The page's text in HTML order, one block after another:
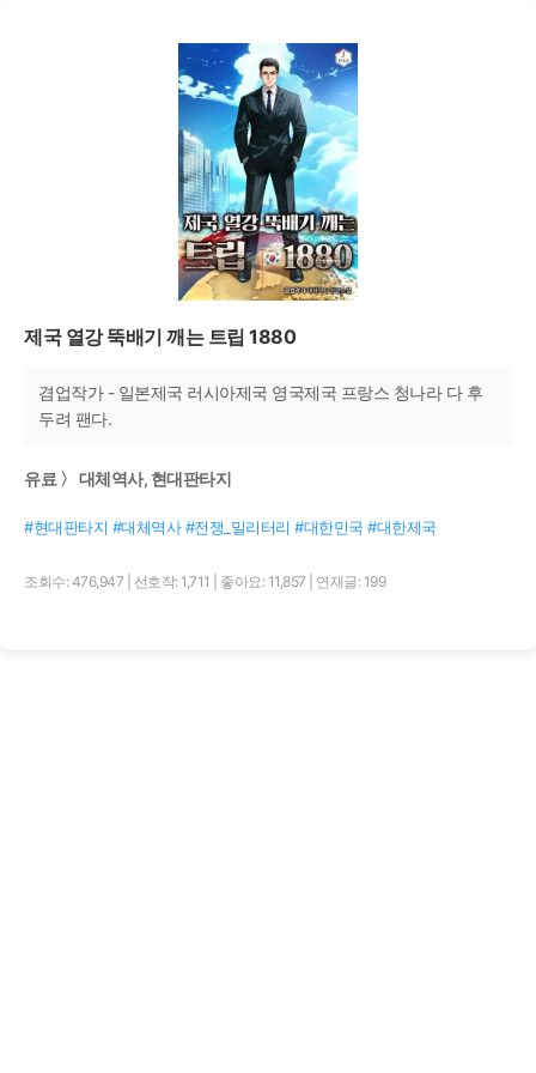
제국 열강 뚝배기 깨는 트립 1880
겸업작가 - 일본제국 러시아제국 영국제국 프랑스 청나라 다 후
두려 팬다.
유료 〉 대체역사, 현대판타지
#현대판타지 #대체역사 #전쟁_밀리터리 #대한민국 #대한제국
조회수: 476,947 선호작: 1,711 좋아요: 11,857 연재글: 199